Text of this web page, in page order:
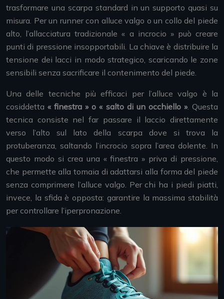
trasformare una scarpa standard in un supporto quasi su
misura. Per un runner con alluce valgo o un collo del piede
alto, l’allacciatura tradizionale « a incrocio » può creare
punti di pressione insopportabili. La chiave è distribuire la
tensione dei lacci in modo strategico, scaricando le zone
sensibili senza sacrificare il contenimento del piede.
Una delle tecniche più efficaci per l’alluce valgo è la
cosiddetta« finestra » o « salto di un occhiello ». Questa
tecnica consiste nel far passare il laccio direttamente
verso l’alto sul lato della scarpa dove si trova la
protuberanza, saltando l’incrocio sopra l’area dolente. In
questo modo si crea una « finestra » priva di pressione,
che permette alla tomaia di adattarsi alla forma del piede
senza comprimere l’alluce valgo. Per chi ha i piedi piatti,
invece, la sfida è opposta: garantire la massima stabilità
per controllare l’iperpronazione.